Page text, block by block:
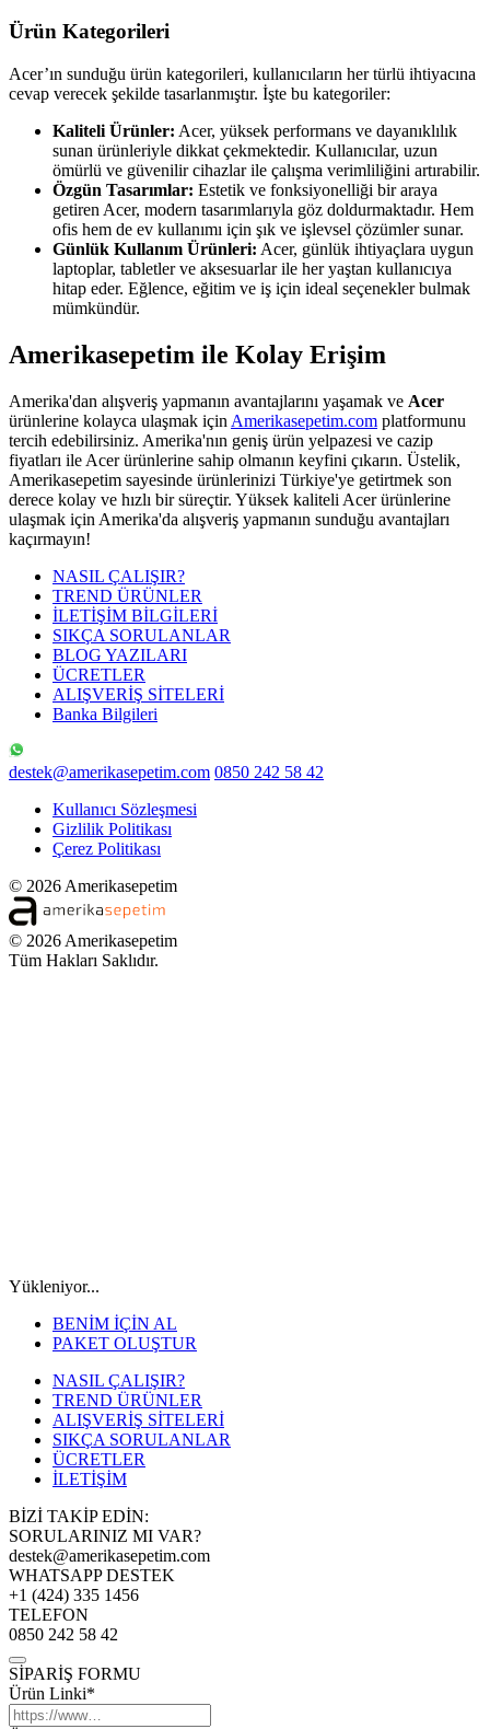
Ürün Kategorileri
Acer’ın sunduğu ürün kategorileri, kullanıcıların her türlü ihtiyacına
cevap verecek şekilde tasarlanmıştır. İşte bu kategoriler:
Kaliteli Ürünler: Acer, yüksek performans ve dayanıklılık
sunan ürünleriyle dikkat çekmektedir. Kullanıcılar, uzun
ömürlü ve güvenilir cihazlar ile çalışma verimliliğini artırabilir.
Özgün Tasarımlar: Estetik ve fonksiyonelliği bir araya
getiren Acer, modern tasarımlarıyla göz doldurmaktadır. Hem
ofis hem de ev kullanımı için şık ve işlevsel çözümler sunar.
Günlük Kullanım Ürünleri: Acer, günlük ihtiyaçlara uygun
laptoplar, tabletler ve aksesuarlar ile her yaştan kullanıcıya
hitap eder. Eğlence, eğitim ve iş için ideal seçenekler bulmak
mümkündür.
Amerikasepetim ile Kolay Erişim
Amerika'dan alışveriş yapmanın avantajlarını yaşamak ve Acer
ürünlerine kolayca ulaşmak için Amerikasepetim.com platformunu
tercih edebilirsiniz. Amerika'nın geniş ürün yelpazesi ve cazip
fiyatları ile Acer ürünlerine sahip olmanın keyfini çıkarın. Üstelik,
Amerikasepetim sayesinde ürünlerinizi Türkiye'ye getirtmek son
derece kolay ve hızlı bir süreçtir. Yüksek kaliteli Acer ürünlerine
ulaşmak için Amerika'da alışveriş yapmanın sunduğu avantajları
kaçırmayın!
NASIL ÇALIŞIR?
TREND ÜRÜNLER
İLETİŞİM BİLGİLERİ
SIKÇA SORULANLAR
BLOG YAZILARI
ÜCRETLER
ALIŞVERİŞ SİTELERİ
Banka Bilgileri
destek@amerikasepetim.com 0850 242 58 42
Kullanıcı Sözleşmesi
Gizlilik Politikası
Çerez Politikası
© 2026 Amerikasepetim
© 2026 Amerikasepetim
Tüm Hakları Saklıdır.
Yükleniyor...
BENİM İÇİN AL
PAKET OLUŞTUR
NASIL ÇALIŞIR?
TREND ÜRÜNLER
ALIŞVERİŞ SİTELERİ
SIKÇA SORULANLAR
ÜCRETLER
İLETİŞİM
BİZİ TAKİP EDİN:
SORULARINIZ MI VAR?
destek@amerikasepetim.com
WHATSAPP DESTEK
+1 (424) 335 1456
TELEFON
0850 242 58 42
SİPARİŞ FORMU
Ürün Linki*